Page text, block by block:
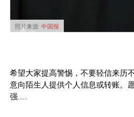
照片来源: 中国报
希望大家提高警惕，不要轻信来历
意向陌生人提供个人信息或转账。
强……